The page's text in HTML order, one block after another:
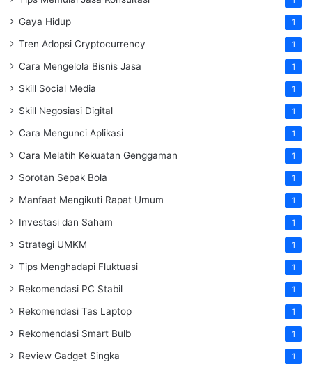
Gaya Hidup 1
Tren Adopsi Cryptocurrency 1
Cara Mengelola Bisnis Jasa 1
Skill Social Media 1
Skill Negosiasi Digital 1
Cara Mengunci Aplikasi 1
Cara Melatih Kekuatan Genggaman 1
Sorotan Sepak Bola 1
Manfaat Mengikuti Rapat Umum 1
Investasi dan Saham 1
Strategi UMKM 1
Tips Menghadapi Fluktuasi 1
Rekomendasi PC Stabil 1
Rekomendasi Tas Laptop 1
Rekomendasi Smart Bulb 1
Review Gadget Singka 1